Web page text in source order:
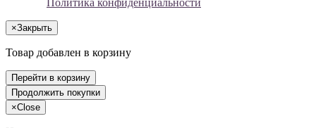
Политика конфиденциальности
×Закрыть
Товар добавлен в корзину
Перейти в корзину
Продолжить покупки
×Close